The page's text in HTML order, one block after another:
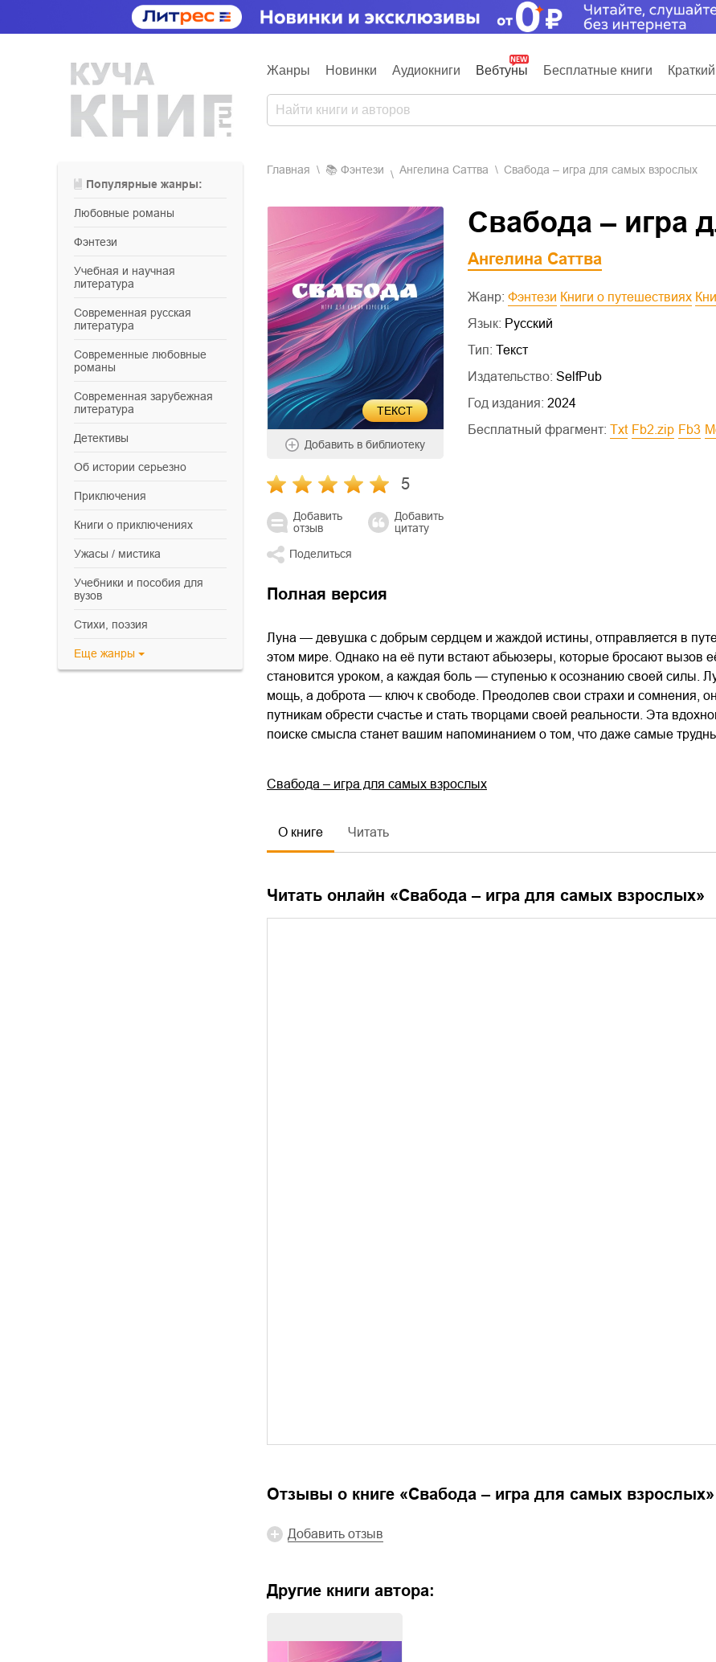
Жанры Новинки Аудиокниги Вебтуны Бесплатные книги
Популярные жанры:
любовные романы
фэнтези
учебная и научная
литература
современная русская
литература
современные любовные
романы
современная зарубежная
литература
детективы
об истории серьезно
приключения
книги о приключениях
ужасы / мистика
учебники и пособия для
вузов
cтихи, поэзия
Еще жанры
Главная 📚 фэнтези Ангелина Саттва Свабода – игра для самых взрослых
ТЕКСТ
Добавить в библиотеку
5
Добавить
отзыв
Добавить
цитату
Поделиться
Свабода – игра
Ангелина Саттва
Жанр: Фэнтези Книги о путешествиях
Язык: Русский
Тип: Текст
Издательство: SelfPub
Год издания: 2024
Бесплатный фрагмент:
txt fb2.zip fb3
Полная версия
Луна — девушка с добрым сердцем и жаждой истины, отправляется в
этом мире. Однако на её пути встают абьюзеры, которые бросают вызов
становится уроком, а каждая боль — ступенью к осознанию своей силы.
мощь, а доброта — ключ к свободе. Преодолев свои страхи и сомнения,
путникам обрести счастье и стать творцами своей реальности. Эта
поиске смысла станет вашим напоминанием о том, что даже самые
Свабода – игра для самых взрослых
О книге Читать
Читать онлайн «Свабода – игра для самых взрослых»
Отзывы о книге «Свабода – игра для самых взрослых»
Добавить отзыв
Другие книги автора: